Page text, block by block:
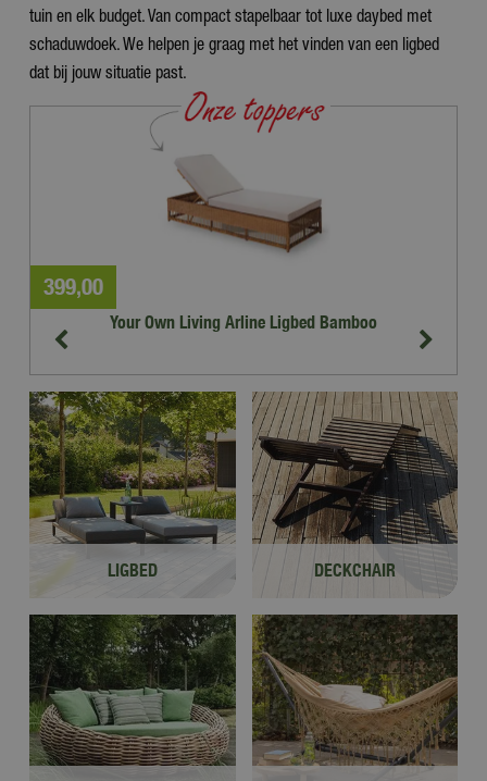
tuin en elk budget. Van compact stapelbaar tot luxe daybed met
schaduwdoek. We helpen je graag met het vinden van een ligbed
dat bij jouw situatie past.
Your Own Living Arline Ligbed Bamboo
399,00
LIGBED DECKCHAIR